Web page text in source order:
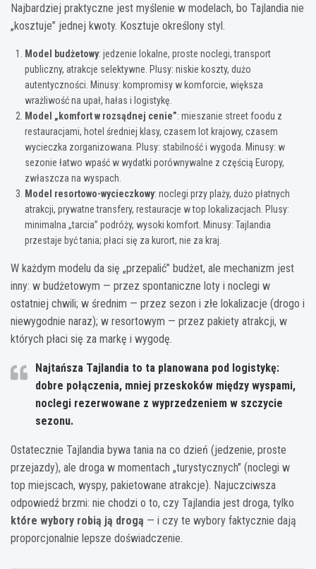
Najbardziej praktyczne jest myślenie w modelach, bo Tajlandia nie
„kosztuje” jednej kwoty. Kosztuje określony styl.
Model budżetowy: jedzenie lokalne, proste noclegi, transport
publiczny, atrakcje selektywne. Plusy: niskie koszty, dużo
autentyczności. Minusy: kompromisy w komforcie, większa
wrażliwość na upał, hałas i logistykę.
Model „komfort w rozsądnej cenie”: mieszanie street foodu z
restauracjami, hotel średniej klasy, czasem lot krajowy, czasem
wycieczka zorganizowana. Plusy: stabilność i wygoda. Minusy: w
sezonie łatwo wpaść w wydatki porównywalne z częścią Europy,
zwłaszcza na wyspach.
Model resortowo-wycieczkowy: noclegi przy plaży, dużo płatnych
atrakcji, prywatne transfery, restauracje w top lokalizacjach. Plusy:
minimalna „tarcia” podróży, wysoki komfort. Minusy: Tajlandia
przestaje być tania; płaci się za kurort, nie za kraj.
W każdym modelu da się „przepalić” budżet, ale mechanizm jest
inny: w budżetowym — przez spontaniczne loty i noclegi w
ostatniej chwili; w średnim — przez sezon i złe lokalizacje (drogo i
niewygodnie naraz); w resortowym — przez pakiety atrakcji, w
których płaci się za markę i wygodę.
Najtańsza Tajlandia to ta planowana pod logistykę:
dobre połączenia, mniej przeskoków między wyspami,
noclegi rezerwowane z wyprzedzeniem w szczycie
sezonu.
Ostatecznie Tajlandia bywa tania na co dzień (jedzenie, proste
przejazdy), ale droga w momentach „turystycznych” (noclegi w
top miejscach, wyspy, pakietowane atrakcje). Najuczciwsza
odpowiedź brzmi: nie chodzi o to, czy Tajlandia jest droga, tylko
które wybory robią ją drogą — i czy te wybory faktycznie dają
proporcjonalnie lepsze doświadczenie.